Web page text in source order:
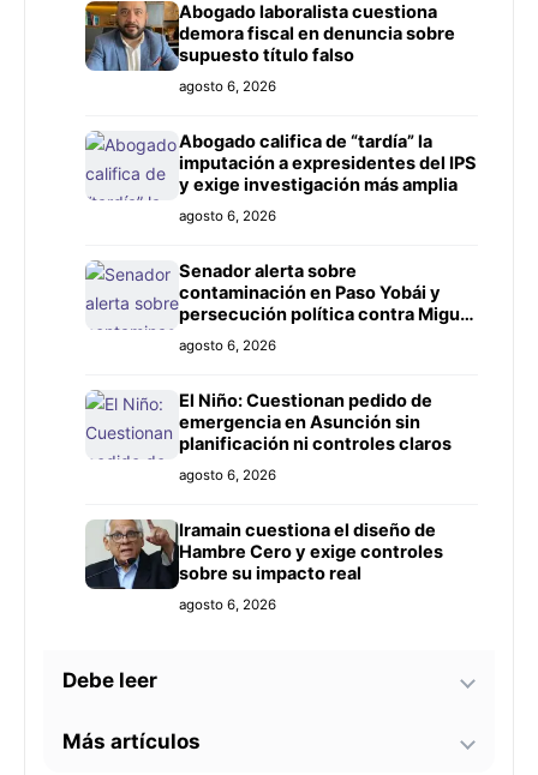
Abogado laboralista cuestiona
demora fiscal en denuncia sobre
supuesto título falso
agosto 6, 2026
Abogado califica de “tardía” la
imputación a expresidentes del IPS
y exige investigación más amplia
agosto 6, 2026
Senador alerta sobre
contaminación en Paso Yobái y
persecución política contra Miguel
Prieto
agosto 6, 2026
El Niño: Cuestionan pedido de
emergencia en Asunción sin
planificación ni controles claros
agosto 6, 2026
Iramain cuestiona el diseño de
Hambre Cero y exige controles
sobre su impacto real
agosto 6, 2026
Debe leer
Bomberos advierten sobre zonas
Más artículos